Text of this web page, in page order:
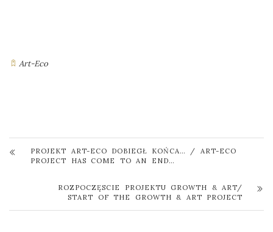
Art-Eco
PROJEKT ART-ECO DOBIEGŁ KOŃCA… / ART-ECO
PROJECT HAS COME TO AN END…
ROZPOCZĘSCIE PROJEKTU GROWTH & ART/
START OF THE GROWTH & ART PROJECT